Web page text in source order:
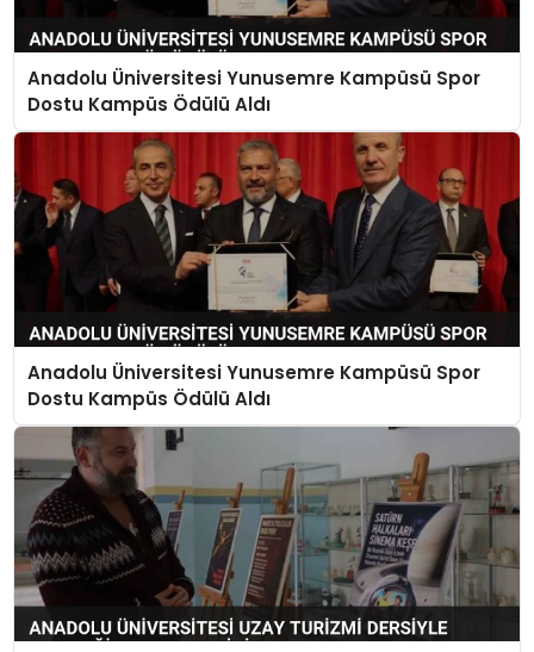
TEKNOLOJI
EĞITIM
SPOR
Anadolu Üniversitesi Yunusemre Kampüsü Spor
Dostu Kampüs Ödülü Aldı
Anadolu Üniversitesi Yunusemre Kampüsü Spor
Dostu Kampüs Ödülü Aldı